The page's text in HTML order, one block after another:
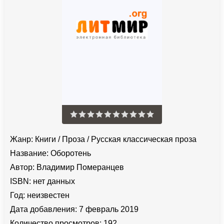
Жанр: Книги / Проза / Русская классическая проза
Название: Оборотень
Автор: Владимир Померанцев
ISBN: нет данных
Год: неизвестен
Дата добавления: 7 февраль 2019